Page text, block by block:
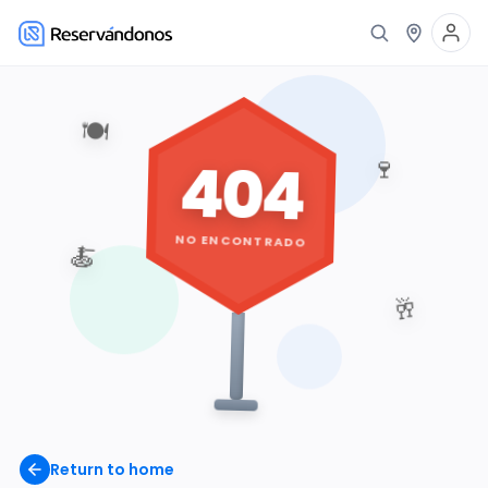
Return to home
🍽️
🍷
🥂
🍝
404
NO ENCONTRADO